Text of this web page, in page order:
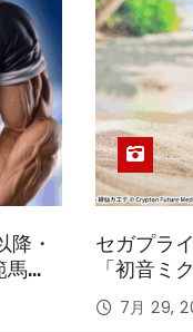
・
勇
セガプラ
「初音ミ
色味を変
7月 29,